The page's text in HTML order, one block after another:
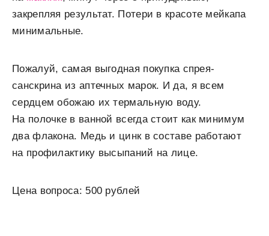
закрепляя результат. Потери в красоте мейкапа
минимальные.
Пожалуй, самая выгодная покупка спрея-
санскрина из аптечных марок. И да, я всем
сердцем обожаю их термальную воду.
На полочке в ванной всегда стоит как минимум
два флакона. Медь и цинк в составе работают
на профилактику высыпаний на лице.
Цена вопроса: 500 рублей